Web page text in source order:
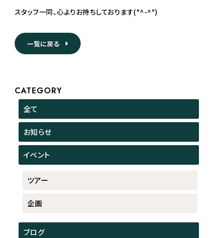
スタッフ一同、心よりお持ちしております(*^-^*)
一覧に戻る
CATEGORY
全て
お知らせ
イベント
ツアー
企画
ブログ